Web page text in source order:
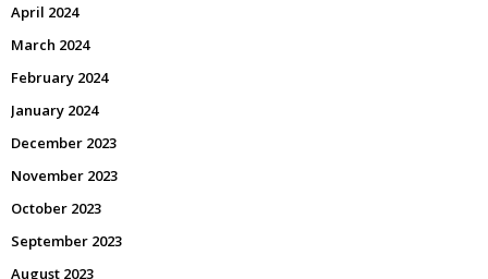
April 2024
March 2024
February 2024
January 2024
December 2023
November 2023
October 2023
September 2023
August 2023